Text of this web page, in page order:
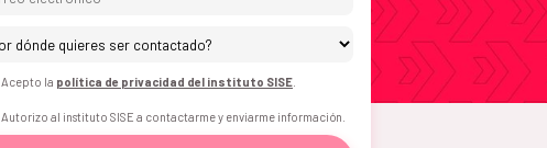
Acepto la política de privacidad del instituto SISE
Autorizo al instituto SISE a contactarme y enviarme información.